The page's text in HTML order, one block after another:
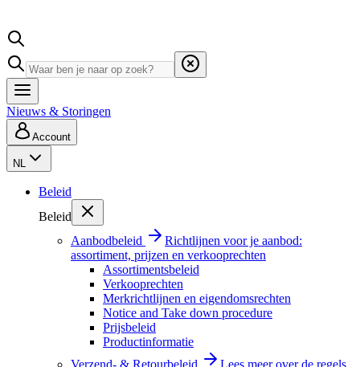
Nieuws & Storingen
Account
NL
Beleid
Beleid
Aanbodbeleid
Richtlijnen voor je aanbod:
assortiment, prijzen en verkooprechten
Assortimentsbeleid
Verkooprechten
Merkrichtlijnen en eigendomsrechten
Notice and Take down procedure
Prijsbeleid
Productinformatie
Verzend- & Retourbeleid
Lees meer over de regels